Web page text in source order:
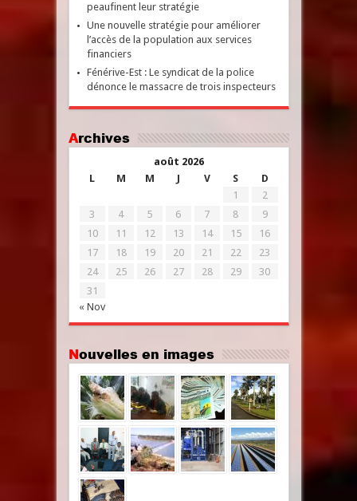
peaufinent leur stratégie
Une nouvelle stratégie pour améliorer
l’accès de la population aux services
financiers
Fénérive-Est : Le syndicat de la police
dénonce le massacre de trois inspecteurs
Archives
août 2026
L
M M J V S D
« Nov
1
2
3
4 5 6 7 8
9
10
11 12 13 14 15
16
17
18 19 20 21 22
23
24
25 26 27 28 29
30
31
Nouvelles en images